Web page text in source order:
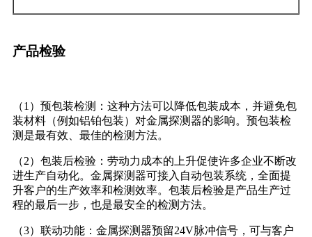
产品检验
（1）预包装检测：这种方法可以降低包装成本，并避免包
装材料（例如铝铂包装）对金属探测器的影响。预包装检
测是最有效、最佳的检测方法。
（2）包装后检验：劳动力成本的上升促使许多企业不断改
进生产自动化。金属探测器可接入自动包装系统，全面提
升客户的生产效率和检测效率。包装后检验是产品生产过
程的最后一步，也是最安全的检测方法。
（3）联动功能：金属探测器预留24V脉冲信号，可与客户